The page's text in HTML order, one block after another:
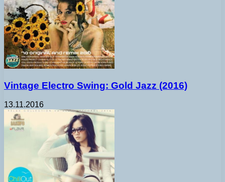
Vintage Electro Swing: Gold Jazz (2016)
13.11.2016